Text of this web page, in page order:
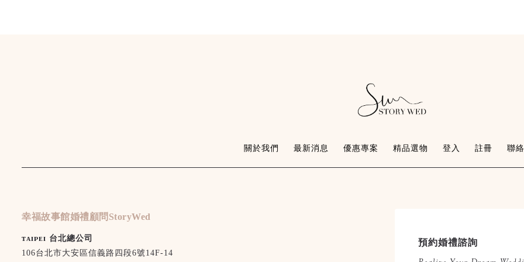
關於我們 最新消息 優惠專案 精品選物 登入 註冊 聯
幸福故事館婚禮顧問StoryWed
ᴛᴀɪᴘᴇɪ 台北總公司
106台北市大安區信義路四段6號14F-14
預約婚禮諮詢